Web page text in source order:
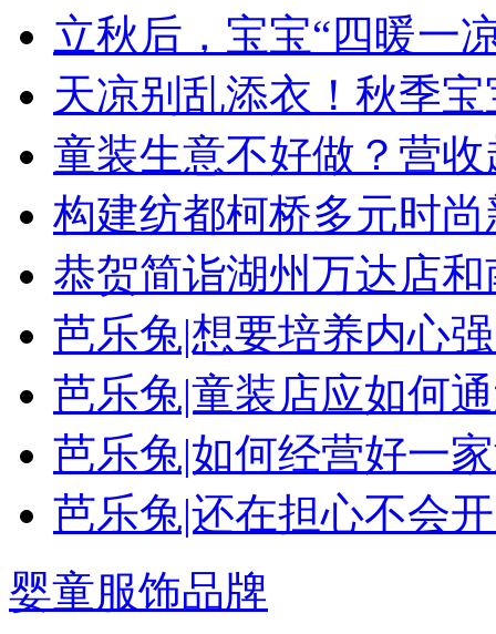
立秋后，宝宝“四暖一
天凉别乱添衣！秋季
童装生意不好做？营
构建纺都柯桥多元时
恭贺简诣湖州万达店
芭乐兔|想要培养内心
芭乐兔|童装店应如何
芭乐兔|如何经营好一
芭乐兔|还在担心不会
婴童服饰品牌